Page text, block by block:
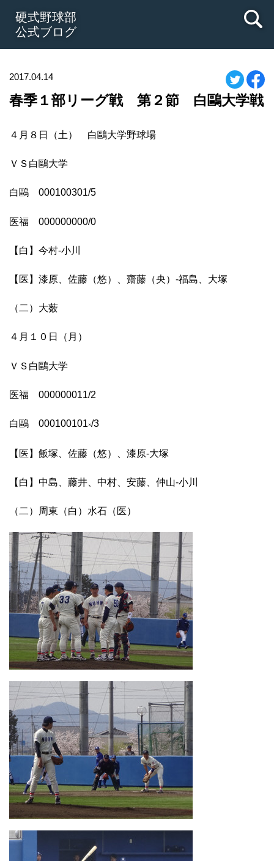
硬式野球部
公式ブログ
2017.04.14
春季１部リーグ戦 第２節 白鷗大学戦
４月８日（土） 白鷗大学野球場
ＶＳ白鷗大学
白鷗 000100301/5
医福 000000000/0
【白】今村-小川
【医】漆原、佐藤（悠）、齋藤（央）-福島、大塚
（二）大薮
４月１０日（月）
ＶＳ白鷗大学
医福 000000011/2
白鷗 000100101 ×/3
【医】飯塚、佐藤（悠）、漆原-大塚
【白】中島、藤井、中村、安藤、仲山-小川
（二）周東（白）水石（医）